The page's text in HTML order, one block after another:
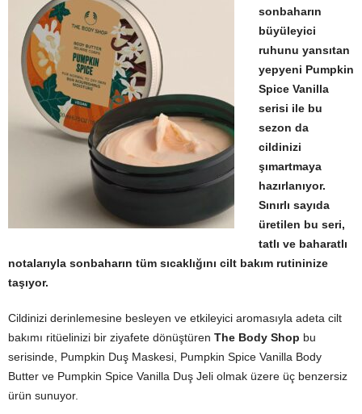
sonbaharın
büyüleyici
ruhunu yansıtan
yepyeni Pumpkin
Spice Vanilla
serisi ile bu
sezon da
cildinizi
şımartmaya
hazırlanıyor.
Sınırlı sayıda
üretilen bu seri,
tatlı ve baharatlı
notalarıyla sonbaharın tüm sıcaklığını cilt bakım rutininize
taşıyor.
Cildinizi derinlemesine besleyen ve etkileyici aromasıyla adeta cilt
bakımı ritüelinizi bir ziyafete dönüştüren The Body Shop bu
serisinde, Pumpkin Duş Maskesi, Pumpkin Spice Vanilla Body
Butter ve Pumpkin Spice Vanilla Duş Jeli olmak üzere üç benzersiz
ürün sunuyor.